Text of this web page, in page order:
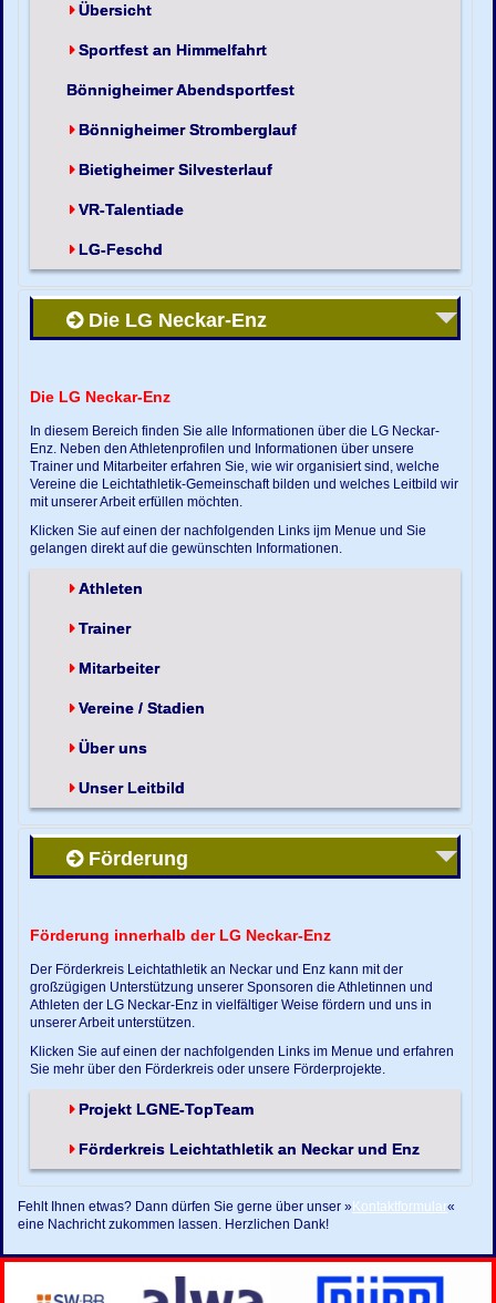
Übersicht
Sportfest an Himmelfahrt
Bönnigheimer Abendsportfest
Bönnigheimer Stromberglauf
Bietigheimer Silvesterlauf
VR-Talentiade
LG-Feschd
Die LG Neckar-Enz
Die LG Neckar-Enz
In diesem Bereich finden Sie alle Informationen über die LG Neckar-
Enz. Neben den Athletenprofilen und Informationen über unsere
Trainer und Mitarbeiter erfahren Sie, wie wir organisiert sind, welche
Vereine die Leichtathletik-Gemeinschaft bilden und welches Leitbild wir
mit unserer Arbeit erfüllen möchten.
Klicken Sie auf einen der nachfolgenden Links ijm Menue und Sie
gelangen direkt auf die gewünschten Informationen.
Athleten
Trainer
Mitarbeiter
Vereine / Stadien
Über uns
Unser Leitbild
Förderung
Förderung innerhalb der LG Neckar-Enz
Der Förderkreis Leichtathletik an Neckar und Enz kann mit der
großzügigen Unterstützung unserer Sponsoren die Athletinnen und
Athleten der LG Neckar-Enz in vielfältiger Weise fördern und uns in
unserer Arbeit unterstützen.
Klicken Sie auf einen der nachfolgenden Links im Menue und erfahren
Sie mehr über den Förderkreis oder unsere Förderprojekte.
Projekt LGNE-TopTeam
Förderkreis Leichtathletik an Neckar und Enz
Fehlt Ihnen etwas? Dann dürfen Sie gerne über unser »Kontaktformular«
eine Nachricht zukommen lassen. Herzlichen Dank!